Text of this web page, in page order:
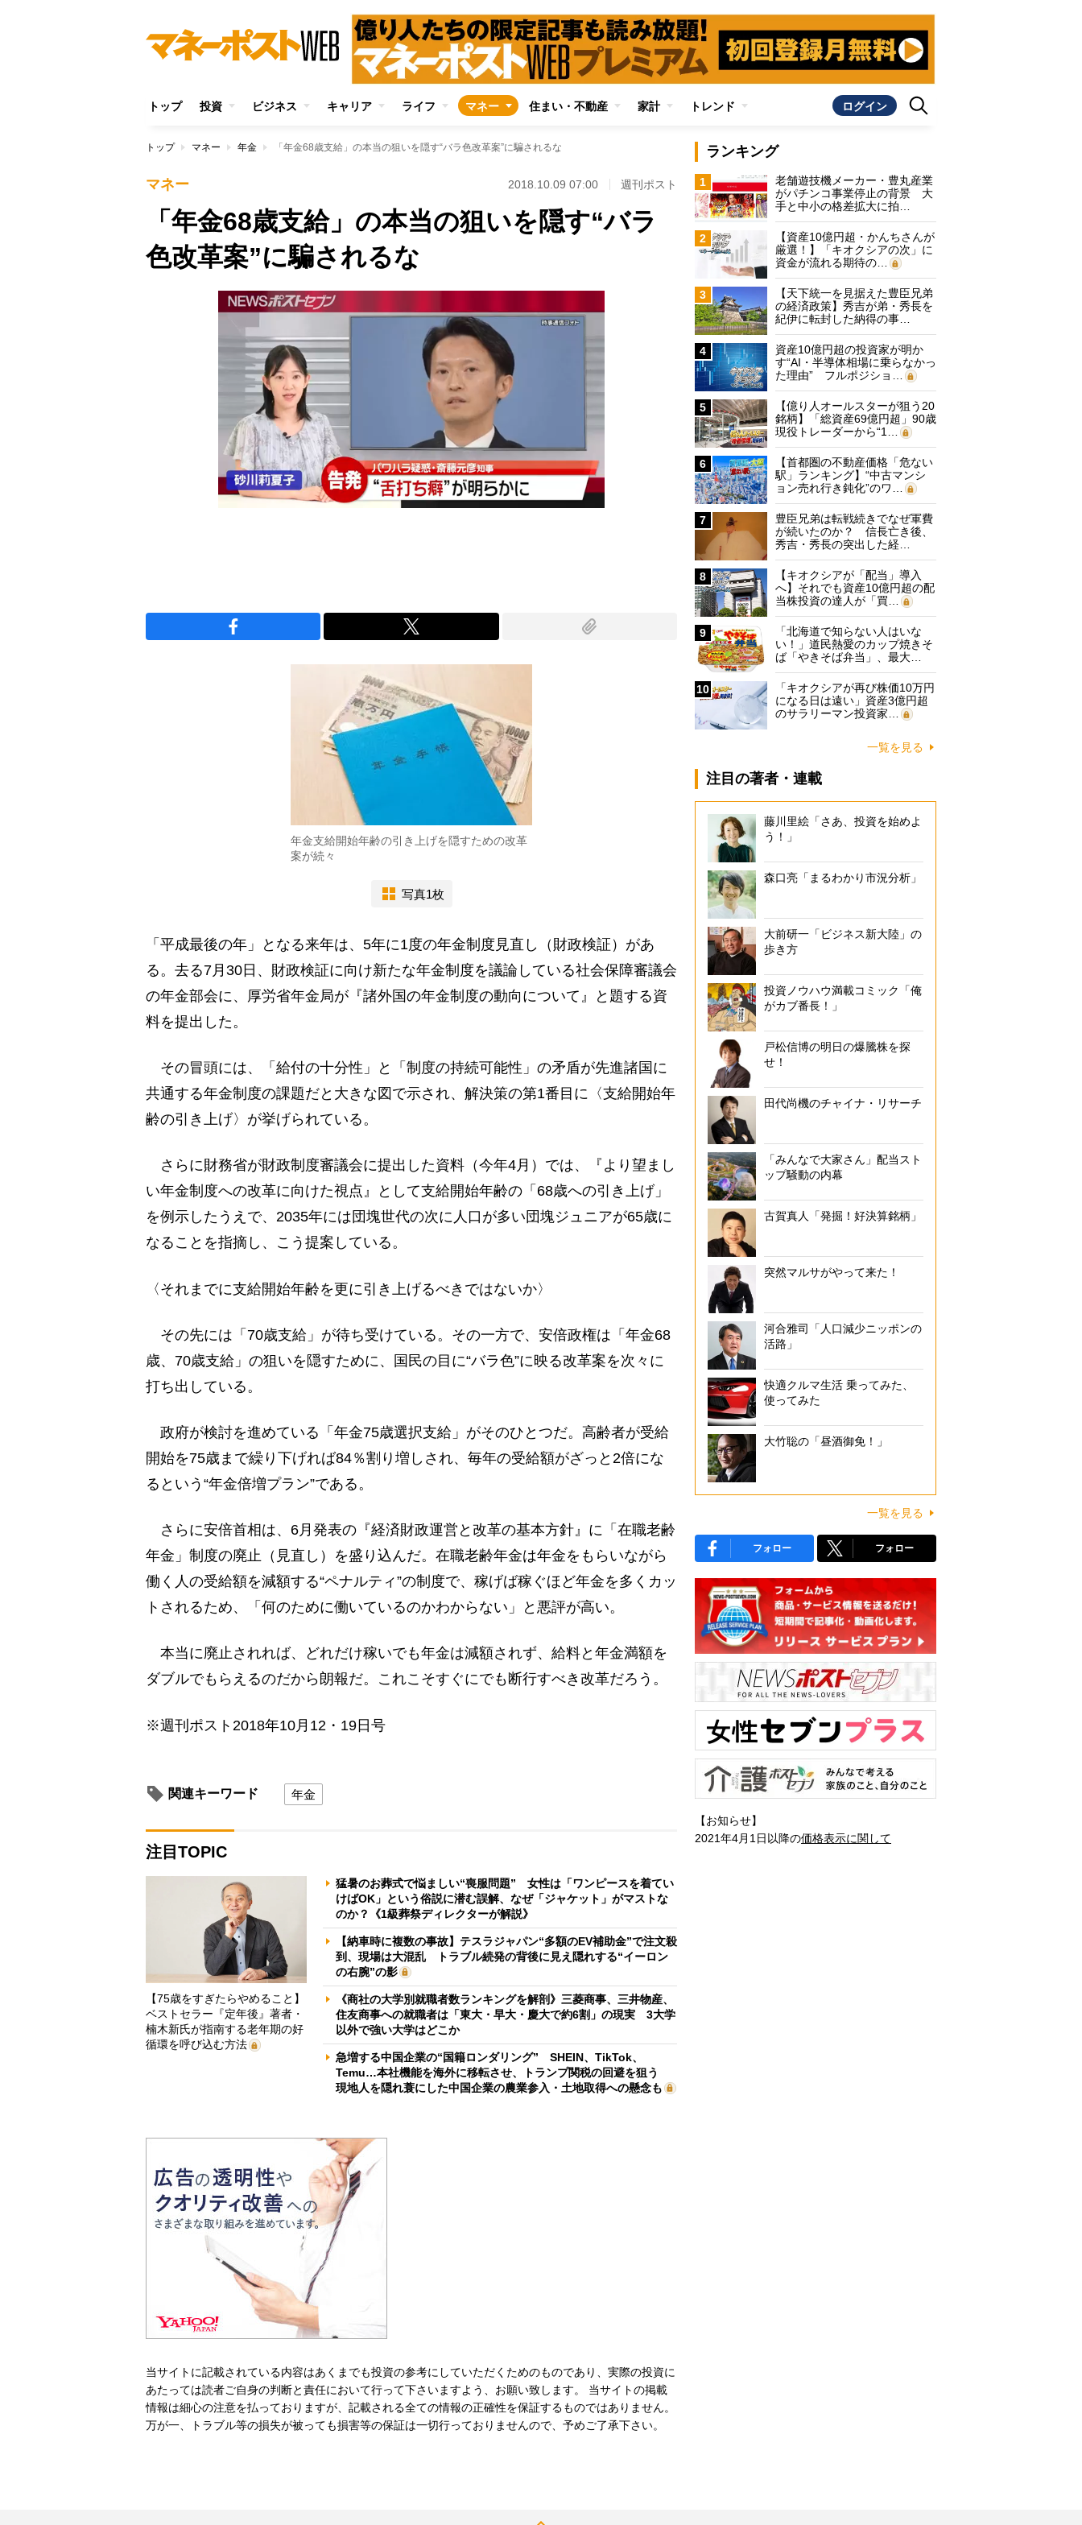
トップ 投資 ビジネス キャリア ライフ マネー 住まい・不動産 家計 トレンド ログイン
トップ マネー 年金 「年金68歳支給」の本当の狙いを隠す“バラ色改革案”に騙されるな
マネー 2018.10.09 07:00 週刊ポスト
「年金68歳支給」の本当の狙いを隠す“バラ
色改革案”に騙されるな
年金支給開始年齢の引き上げを隠すための改革
案が続々
写真1枚
「平成最後の年」となる来年は、5年に1度の年金制度見直し（財政検証）があ
る。去る7月30日、財政検証に向け新たな年金制度を議論している社会保障審議会
の年金部会に、厚労省年金局が『諸外国の年金制度の動向について』と題する資
料を提出した。
その冒頭には、「給付の十分性」と「制度の持続可能性」の矛盾が先進諸国に
共通する年金制度の課題だと大きな図で示され、解決策の第1番目に〈支給開始年
齢の引き上げ〉が挙げられている。
さらに財務省が財政制度審議会に提出した資料（今年4月）では、『より望まし
い年金制度への改革に向けた視点』として支給開始年齢の「68歳への引き上げ」
を例示したうえで、2035年には団塊世代の次に人口が多い団塊ジュニアが65歳に
なることを指摘し、こう提案している。
〈それまでに支給開始年齢を更に引き上げるべきではないか〉
その先には「70歳支給」が待ち受けている。その一方で、安倍政権は「年金68
歳、70歳支給」の狙いを隠すために、国民の目に“バラ色”に映る改革案を次々に
打ち出している。
政府が検討を進めている「年金75歳選択支給」がそのひとつだ。高齢者が受給
開始を75歳まで繰り下げれば84％割り増しされ、毎年の受給額がざっと2倍にな
るという“年金倍増プラン”である。
さらに安倍首相は、6月発表の『経済財政運営と改革の基本方針』に「在職老齢
年金」制度の廃止（見直し）を盛り込んだ。在職老齢年金は年金をもらいながら
働く人の受給額を減額する“ペナルティ”の制度で、稼げば稼ぐほど年金を多くカッ
トされるため、「何のために働いているのかわからない」と悪評が高い。
本当に廃止されれば、どれだけ稼いでも年金は減額されず、給料と年金満額を
ダブルでもらえるのだから朗報だ。これこそすぐにでも断行すべき改革だろう。
※週刊ポスト2018年10月12・19日号
関連キーワード 年金
注目TOPIC
【75歳をすぎたらやめること】
ベストセラー『定年後』著者・
楠木新氏が指南する老年期の好
循環を呼び込む方法
猛暑のお葬式で悩ましい“喪服問題” 女性は「ワンピースを着てい
けばOK」という俗説に潜む誤解、なぜ「ジャケット」がマストな
のか？《1級葬祭ディレクターが解説》
【納車時に複数の事故】テスラジャパン“多額のEV補助金”で注文殺
到、現場は大混乱 トラブル続発の背後に見え隠れする“イーロン
の右腕”の影
《商社の大学別就職者数ランキングを解剖》三菱商事、三井物産、
住友商事への就職者は「東大・早大・慶大で約6割」の現実 3大学
以外で強い大学はどこか
急増する中国企業の“国籍ロンダリング” SHEIN、TikTok、
Temu…本社機能を海外に移転させ、トランプ関税の回避を狙う
現地人を隠れ蓑にした中国企業の農業参入・土地取得への懸念も
当サイトに記載されている内容はあくまでも投資の参考にしていただくためのものであり、実際の投資に
あたっては読者ご自身の判断と責任において行って下さいますよう、お願い致します。 当サイトの掲載
情報は細心の注意を払っておりますが、記載される全ての情報の正確性を保証するものではありません。
万が一、トラブル等の損失が被っても損害等の保証は一切行っておりませんので、予めご了承下さい。
ランキング
1
老舗遊技機メーカー・豊丸産業
がパチンコ事業停止の背景 大
手と中小の格差拡大に拍…
2
【資産10億円超・かんちさんが
厳選！】「キオクシアの次」に
資金が流れる期待の…
3
【天下統一を見据えた豊臣兄弟
の経済政策】秀吉が弟・秀長を
紀伊に転封した納得の事…
4
資産10億円超の投資家が明か
す“AI・半導体相場に乗らなかっ
た理由” フルポジショ…
5
【億り人オールスターが狙う20
銘柄】「総資産69億円超」90歳
現役トレーダーから“1…
6
【首都圏の不動産価格「危ない
駅」ランキング】“中古マンシ
ョン売れ行き鈍化”のワ…
7
豊臣兄弟は転戦続きでなぜ軍費
が続いたのか？ 信長亡き後、
秀吉・秀長の突出した経…
8
【キオクシアが「配当」導入
へ】それでも資産10億円超の配
当株投資の達人が「買…
9
「北海道で知らない人はいな
い！」道民熱愛のカップ焼きそ
ば「やきそば弁当」、最大…
10
「キオクシアが再び株価10万円
になる日は遠い」資産3億円超
のサラリーマン投資家…
一覧を見る
注目の著者・連載
藤川里絵「さあ、投資を始めよ
う！」
森口亮「まるわかり市況分析」
大前研一「ビジネス新大陸」の
歩き方
投資ノウハウ満載コミック「俺
がカブ番長！」
戸松信博の明日の爆騰株を探
せ！
田代尚機のチャイナ・リサーチ
「みんなで大家さん」配当スト
ップ騒動の内幕
古賀真人「発掘！好決算銘柄」
突然マルサがやって来た！
河合雅司「人口減少ニッポンの
活路」
快適クルマ生活 乗ってみた、
使ってみた
大竹聡の「昼酒御免！」
一覧を見る
フォロー フォロー
【お知らせ】
2021年4月1日以降の価格表示に関して